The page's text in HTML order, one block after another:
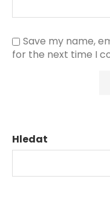
Save my name,
for the next time I
Hledat